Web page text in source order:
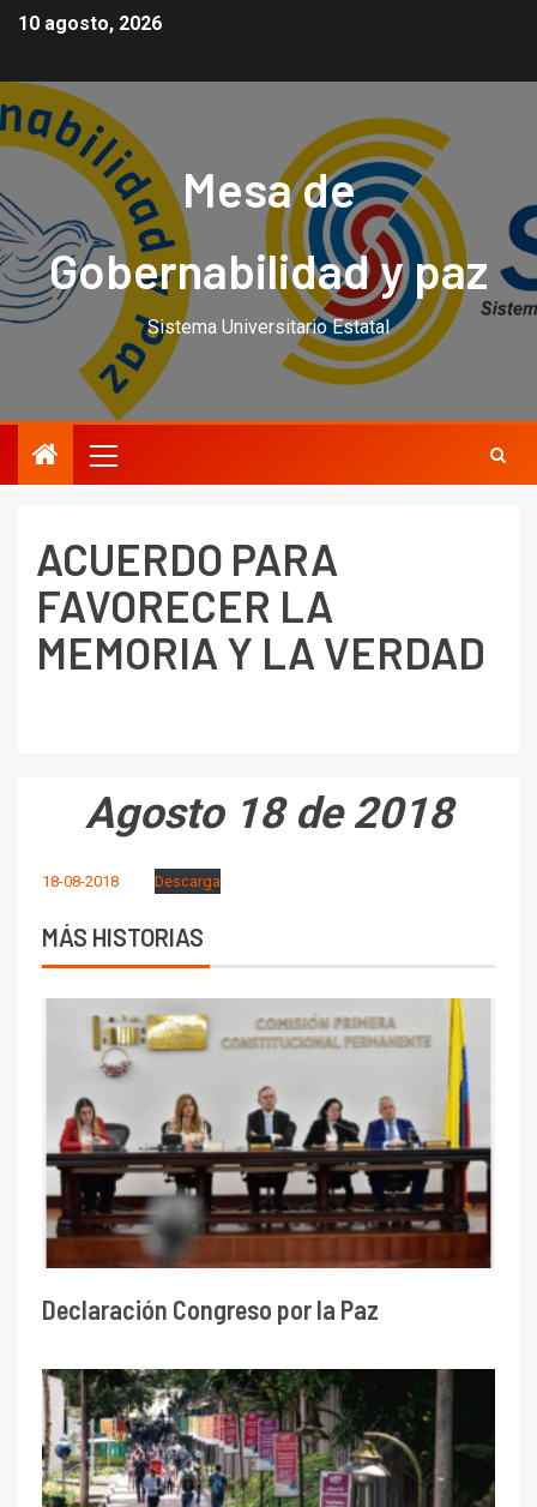
10 agosto, 2026
Mesa de
Gobernabilidad y paz
Sistema Universitario Estatal
ACUERDO PARA
FAVORECER LA
MEMORIA Y LA VERDAD
Agosto 18 de 2018
18-08-2018 Descarga
MÁS HISTORIAS
Declaración Congreso por la Paz